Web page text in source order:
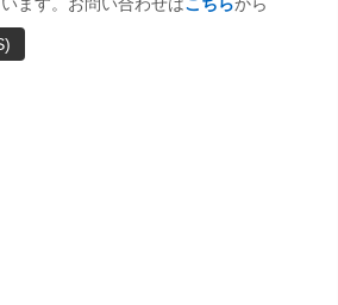
ます。お問い合わせはこちらから